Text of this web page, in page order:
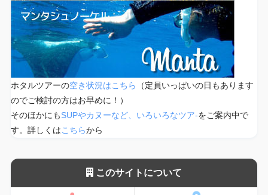
ホタルツアーの空き状況はこちら
（定員いっぱいの日もあります
のでご検討の方はお早めに！）
そのほかにもSUPやカヌーなど、いろいろなツア-をご案内中で
す。詳しくはこちらから
このサイトについて